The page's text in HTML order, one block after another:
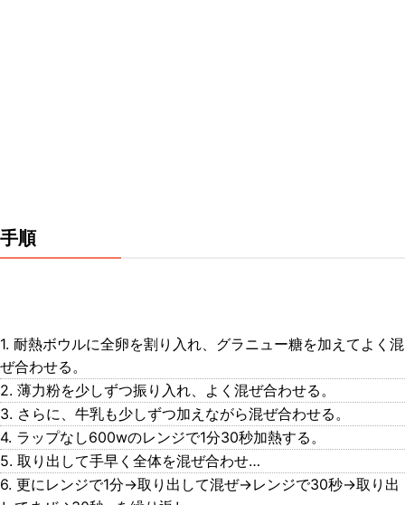
手順
1. 耐熱ボウルに全卵を割り入れ、グラニュー糖を加えてよく混
ぜ合わせる。
2. 薄力粉を少しずつ振り入れ、よく混ぜ合わせる。
3. さらに、牛乳も少しずつ加えながら混ぜ合わせる。
4. ラップなし600wのレンジで1分30秒加熱する。
5. 取り出して手早く全体を混ぜ合わせ…
6. 更にレンジで1分→取り出して混ぜ→レンジで30秒→取り出